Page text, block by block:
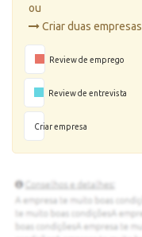
ou
Criar duas empresas
Review de emprego
Review de entrevista
Criar empresa